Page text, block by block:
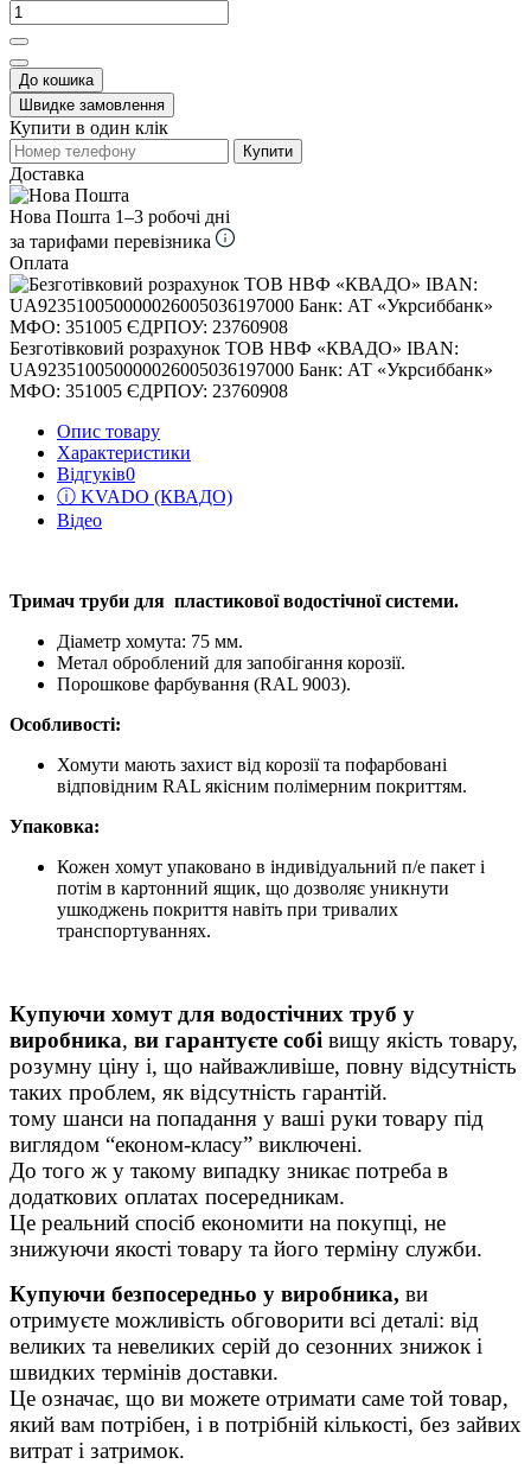
До кошика
Швидке замовлення
Купити в один клік
Купити
Доставка
Нова Пошта 1–3 робочі дні
за тарифами перевізника
Оплата
Безготівковий розрахунок ТОВ НВФ «КВАДО» IBAN:
UA923510050000026005036197000 Банк: АТ «Укрсиббанк»
МФО: 351005 ЄДРПОУ: 23760908
Опис товару
Характеристики
Відгуків0
ⓘ KVADO (КВАДО)
Відео
Тримач труби для пластикової водостічної системи.
Діаметр хомута: 75 мм.
Метал оброблений для запобігання корозії.
Порошкове фарбування (RAL 9003).
Особливості:
Хомути мають захист від корозії та пофарбовані
відповідним RAL якісним полімерним покриттям.
Упаковка:
Кожен хомут упаковано в індивідуальний п/е пакет і
потім в картонний ящик, що дозволяє уникнути
ушкоджень покриття навіть при тривалих
транспортуваннях.
Купуючи хомут для водостічних труб у
виробника, ви гарантуєте собі вищу якість товару,
розумну ціну і, що найважливіше, повну відсутність
таких проблем, як відсутність гарантій.
тому шанси на попадання у ваші руки товару під
виглядом “економ-класу” виключені.
До того ж у такому випадку зникає потреба в
додаткових оплатах посередникам.
Це реальний спосіб економити на покупці, не
знижуючи якості товару та його терміну служби.
Купуючи безпосередньо у виробника, ви
отримуєте можливість обговорити всі деталі: від
великих та невеликих серій до сезонних знижок і
швидких термінів доставки.
Це означає, що ви можете отримати саме той товар,
який вам потрібен, і в потрібній кількості, без зайвих
витрат і затримок.